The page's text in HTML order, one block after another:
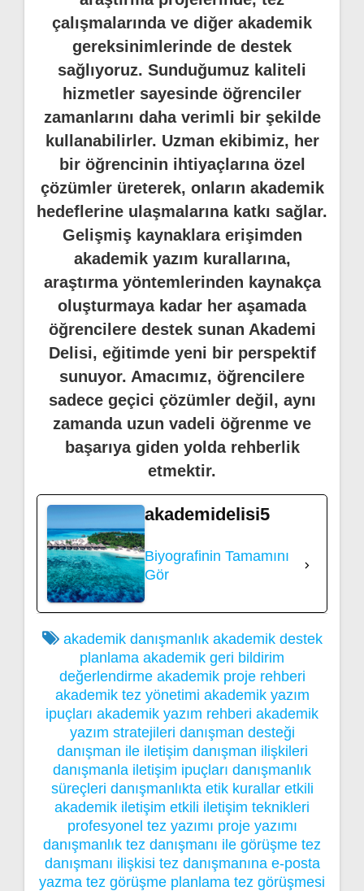
çalışmalarında ve diğer akademik
gereksinimlerinde de destek
sağlıyoruz. Sunduğumuz kaliteli
hizmetler sayesinde öğrenciler
zamanlarını daha verimli bir şekilde
kullanabilirler. Uzman ekibimiz, her
bir öğrencinin ihtiyaçlarına özel
çözümler üreterek, onların akademik
hedeflerine ulaşmalarına katkı sağlar.
Gelişmiş kaynaklara erişimden
akademik yazım kurallarına,
araştırma yöntemlerinden kaynakça
oluşturmaya kadar her aşamada
öğrencilere destek sunan Akademi
Delisi, eğitimde yeni bir perspektif
sunuyor. Amacımız, öğrencilere
sadece geçici çözümler değil, aynı
zamanda uzun vadeli öğrenme ve
başarıya giden yolda rehberlik
etmektir.
akademidelisi5
Biyografinin Tamamını
Gör
akademik danışmanlık akademik destek
planlama akademik geri bildirim
değerlendirme akademik proje rehberi
akademik tez yönetimi akademik yazım
ipuçları akademik yazım rehberi akademik
yazım stratejileri danışman desteği
danışman ile iletişim danışman ilişkileri
danışmanla iletişim ipuçları danışmanlık
süreçleri danışmanlıkta etik kurallar etkili
akademik iletişim etkili iletişim teknikleri
profesyonel tez yazımı proje yazımı
danışmanlık tez danışmanı ile görüşme tez
danışmanı ilişkisi tez danışmanına e-posta
yazma tez görüşme planlama tez görüşmesi